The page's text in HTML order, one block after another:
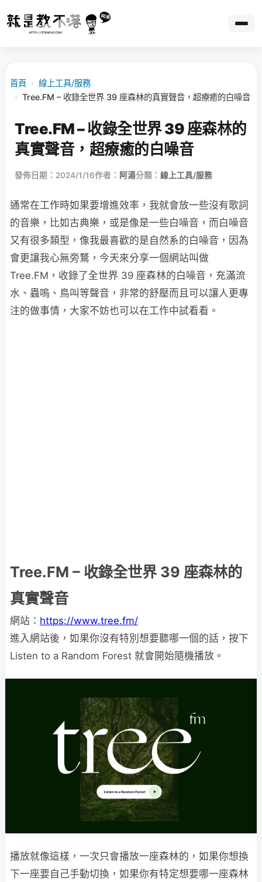
首頁 › 線上工具/服務
› Tree.FM – 收錄全世界 39 座森林的真實聲音，超療癒的白噪音
Tree.FM – 收錄全世界 39 座森林的
真實聲音，超療癒的白噪音
發佈日期：2024/1/16作者： 阿湯分類： 線上工具/服務
通常在工作時如果要增進效率，我就會放一些沒有歌詞
的音樂，比如古典樂，或是像是一些白噪音，而白噪音
又有很多類型，像我最喜歡的是自然系的白噪音，因為
會更讓我心無旁鶩，今天來分享一個網站叫做
Tree.FM，收錄了全世界 39 座森林的白噪音，充滿流
水、蟲嗚、鳥叫等聲音，非常的舒壓而且可以讓人更專
注的做事情，大家不妨也可以在工作中試看看。
Tree.FM – 收錄全世界 39 座森林的
真實聲音
網站： https://www.tree.fm/
進入網站後，如果你沒有特別想要聽哪一個的話，按下
Listen to a Random Forest 就會開始隨機播放。
播放就像這樣，一次只會播放一座森林的，如果你想換
下一座要自己手動切換，如果你有特定想要哪一座森林